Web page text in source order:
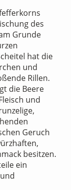
des
Grunde
hat die
und
Rillen.
die Beere
und
Geruch
besitzen.
ein